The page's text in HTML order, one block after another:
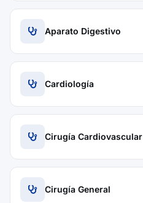
Aparato Digestivo
Cardiología
Cirugía Cardiovascular
Cirugía General